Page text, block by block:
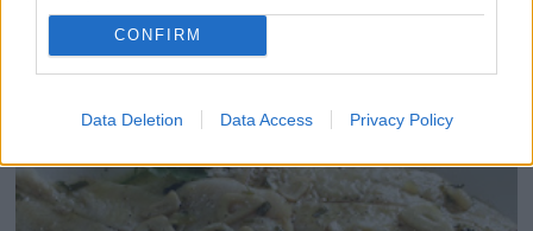
CONFIRM
Data Deletion Data Access Privacy Policy